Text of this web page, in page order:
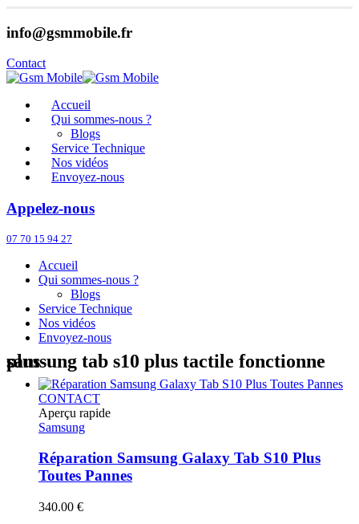
info@gsmmobile.fr
Contact
Accueil
Qui sommes-nous ?
Blogs
Service Technique
Nos vidéos
Envoyez-nous
Appelez-nous
07 70 15 94 27
Accueil
Qui sommes-nous ?
Blogs
Service Technique
Nos vidéos
Envoyez-nous
samsung tab s10 plus tactile fonctionne plus
CONTACT
Aperçu rapide
Samsung
Réparation Samsung Galaxy Tab S10 Plus
Toutes Pannes
340.00 €